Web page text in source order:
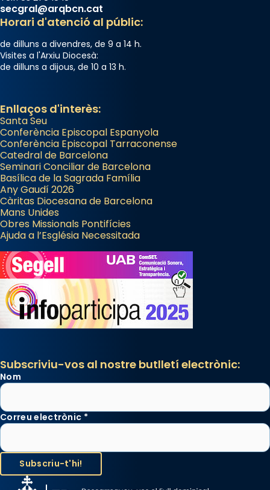
secgral@arqbcn.cat
Horari d'atenció al públic:
de dilluns a divendres, de 9 a 14 h.
Visites a l'Arxiu Diocesà:
de dilluns a dijous, de 10 a 13 h.
Enllaços d'interès:
Santa Seu
Conferència Episcopal Espanyola
Conferència Episcopal Tarraconense
Catedral de Barcelona
Seminari Conciliar de Barcelona
Basílica de la Sagrada Família
Any Gaudí 2026
Càritas Diocesana de Barcelona
Mans Unides
Obres Missionals Pontifícies
Ajuda a l’Església Necessitada
Subscriviu-vos al nostre butlletí electrònic:
Nom
Correu electrònic *